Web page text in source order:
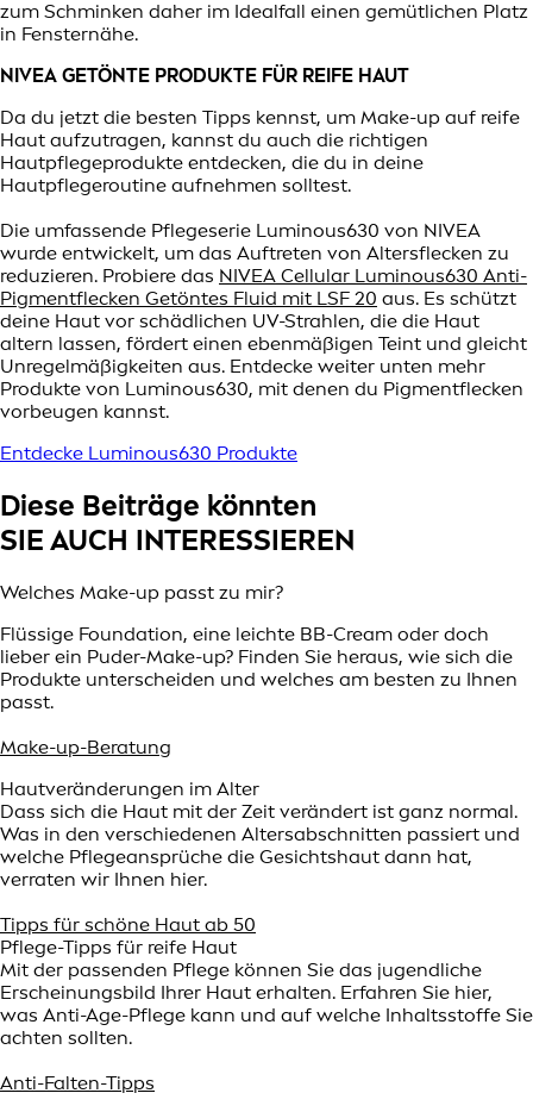
zum Schminken daher im Idealfall einen gemütlichen Platz
in Fensternähe.
NIVEA GETÖNTE PRODUKTE FÜR REIFE HAUT
Da du jetzt die besten Tipps kennst, um Make-up auf reife
Haut aufzutragen, kannst du auch die richtigen
Hautpflegeprodukte entdecken, die du in deine
Hautpflegeroutine aufnehmen solltest.
Die umfassende Pflegeserie Luminous630 von NIVEA
wurde entwickelt, um das Auftreten von Altersflecken zu
reduzieren. Probiere das NIVEA Cellular Luminous630 Anti-
Pigmentflecken Getöntes Fluid mit LSF 20 aus. Es schützt
deine Haut vor schädlichen UV-Strahlen, die die Haut
altern lassen, fördert einen ebenmäßigen Teint und gleicht
Unregelmäßigkeiten aus. Entdecke weiter unten mehr
Produkte von Luminous630, mit denen du Pigmentflecken
vorbeugen kannst.
Entdecke Luminous630 Produkte
Diese Beiträge könnten
SIE AUCH INTERESSIEREN
Welches Make-up passt zu mir?
Flüssige Foundation, eine leichte BB-Cream oder doch
lieber ein Puder-Make-up? Finden Sie heraus, wie sich die
Produkte unterscheiden und welches am besten zu Ihnen
passt.
Make-up-Beratung
Hautveränderungen im Alter
Dass sich die Haut mit der Zeit verändert ist ganz normal.
Was in den verschiedenen Altersabschnitten passiert und
welche Pflegeansprüche die Gesichtshaut dann hat,
verraten wir Ihnen hier.
Tipps für schöne Haut ab 50
Pflege-Tipps für reife Haut
Mit der passenden Pflege können Sie das jugendliche
Erscheinungsbild Ihrer Haut erhalten. Erfahren Sie hier,
was Anti-Age-Pflege kann und auf welche Inhaltsstoffe Sie
achten sollten.
Anti-Falten-Tipps